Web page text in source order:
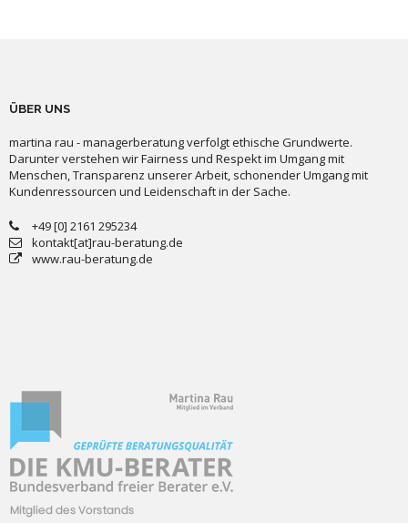
ÜBER UNS
martina rau - managerberatung verfolgt ethische Grundwerte.
Darunter verstehen wir Fairness und Respekt im Umgang mit
Menschen, Transparenz unserer Arbeit, schonender Umgang mit
Kundenressourcen und Leidenschaft in der Sache.
+49 [0] 2161 295234
kontakt[at]rau-beratung.de
www.rau-beratung.de